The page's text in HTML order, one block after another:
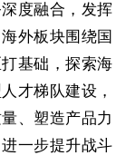
度融合，发挥
外板块围绕国
基础，探索海
才梯队建设，
、塑造产品力
一步提升战斗